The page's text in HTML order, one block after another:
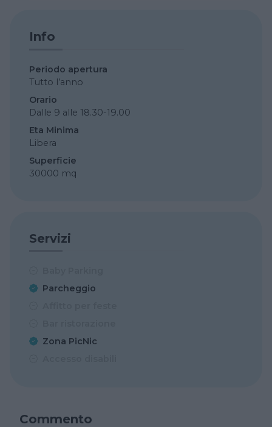
Info
Periodo apertura
Tutto l’anno
Orario
Dalle 9 alle 18.30-19.00
Eta Minima
Libera
Superficie
30000 mq
Servizi
Parcheggio
Zona PicNic
Commento